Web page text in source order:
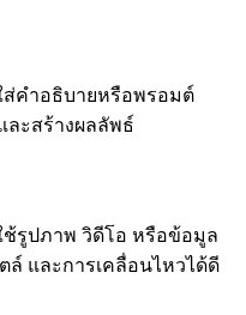
ใส่คำอธิบายหรือพรอมต์
ละสร้างผลลัพธ์
ใช้รูปภาพ วิดีโอ หรือข้อมูล
ล์ และการเคลื่อนไหวได้ดี